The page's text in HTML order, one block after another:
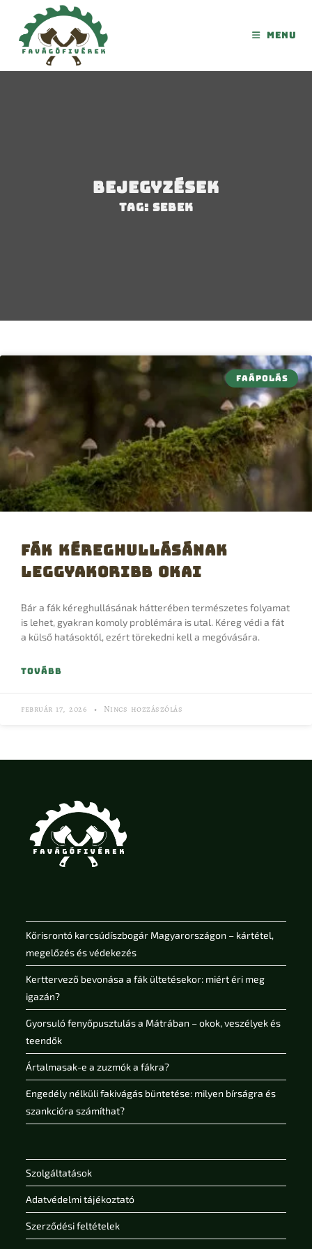
Menu
Bejegyzések
Tag: sebek
FAÁPOLÁS
Fák kéreghullásának
leggyakoribb okai
Bár a fák kéreghullásának hátterében természetes folyamat
is lehet, gyakran komoly problémára is utal. Kéreg védi a fát
a külső hatásoktól, ezért törekedni kell a megóvására.
TOVÁBB
február 17, 2026 Nincs hozzászólás
Kőrisrontó karcsúdíszbogár Magyarországon – kártétel,
megelőzés és védekezés
Kerttervező bevonása a fák ültetésekor: miért éri meg
igazán?
Gyorsuló fenyőpusztulás a Mátrában – okok, veszélyek és
teendők
Ártalmasak-e a zuzmók a fákra?
Engedély nélküli fakivágás büntetése: milyen bírságra és
szankcióra számíthat?
Szolgáltatások
Adatvédelmi tájékoztató
Szerződési feltételek